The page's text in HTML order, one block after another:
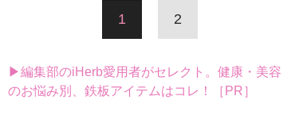
1 2
▶編集部のiHerb愛用者がセレクト。健康・美容
のお悩み別、鉄板アイテムはコレ！［PR］